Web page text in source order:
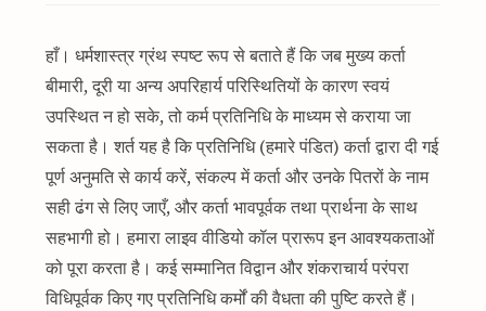
हाँ। धर्मशास्त्र ग्रंथ स्पष्ट रूप से बताते हैं कि जब मुख्य कर्ता
बीमारी, दूरी या अन्य अपरिहार्य परिस्थितियों के कारण स्वयं
उपस्थित न हो सके, तो कर्म प्रतिनिधि के माध्यम से कराया जा
सकता है। शर्त यह है कि प्रतिनिधि (हमारे पंडित) कर्ता द्वारा दी गई
पूर्ण अनुमति से कार्य करें, संकल्प में कर्ता और उनके पितरों के नाम
सही ढंग से लिए जाएँ, और कर्ता भावपूर्वक तथा प्रार्थना के साथ
सहभागी हो। हमारा लाइव वीडियो कॉल प्रारूप इन आवश्यकताओं
को पूरा करता है। कई सम्मानित विद्वान और शंकराचार्य परंपरा
विधिपूर्वक किए गए प्रतिनिधि कर्मों की वैधता की पुष्टि करते हैं।